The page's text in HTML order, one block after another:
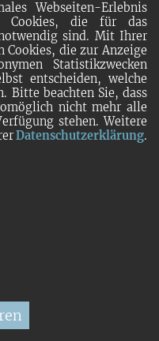
Webseiten-Erlebnis
Cookies, die für das
sind. Mit Ihrer
Cookies, die zur Anzeige
Statistikzwecken
entscheiden, welche
Bitte beachten Sie, dass
nicht mehr alle
stehen. Weitere
Datenschutzerklärung.